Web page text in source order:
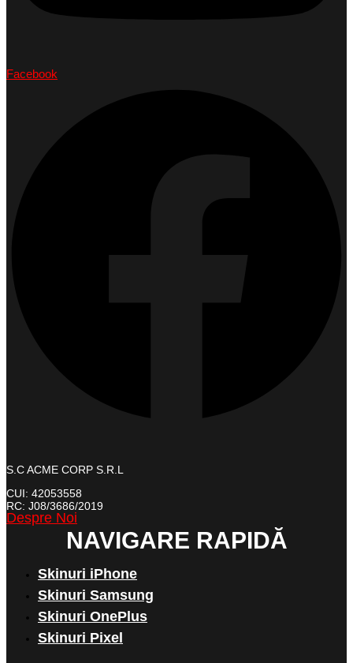
Facebook
S.C ACME CORP S.R.L
CUI: 42053558
RC: J08/3686/2019
Despre Noi
NAVIGARE RAPIDĂ
Skinuri iPhone
Skinuri Samsung
Skinuri OnePlus
Skinuri Pixel